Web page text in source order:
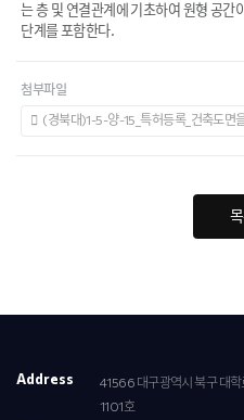
는 층 및 연결관계에 기초하여 원형 공
단계를 포함한다.
첨부파일
(경북대)1-5-양-15_특허등록_건축도면
Address
41566 대구광역시 북구 대
1101호